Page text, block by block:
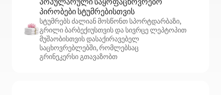
პირობები სტუმრებისთვის
სტუმრებს ძალიან მოსწონთ სპორტდარბაზი,
გრილი ბარბექიუსთვის და სივრცე ლეპტოპით
მუშაობისთვის დასაქირავებელ
საცხოვრებლებში, რომლებსაც
გრინეკერსი გთავაზობთ